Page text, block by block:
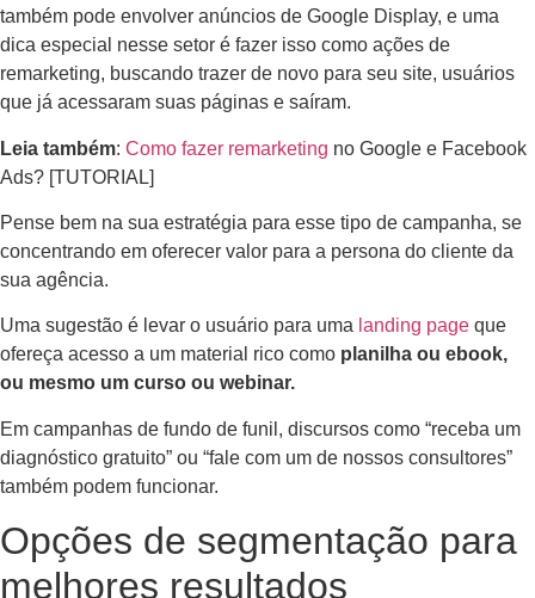
também pode envolver anúncios de Google Display, e uma
dica especial nesse setor é fazer isso como ações de
remarketing, buscando trazer de novo para seu site, usuários
que já acessaram suas páginas e saíram.
Leia também: Como fazer remarketing no Google e Facebook
Ads? [TUTORIAL]
Pense bem na sua estratégia para esse tipo de campanha, se
concentrando em oferecer valor para a persona do cliente da
sua agência.
Uma sugestão é levar o usuário para uma landing page que
ofereça acesso a um material rico como planilha ou ebook,
ou mesmo um curso ou webinar.
Em campanhas de fundo de funil, discursos como “receba um
diagnóstico gratuito” ou “fale com um de nossos consultores”
também podem funcionar.
Opções de segmentação para
melhores resultados